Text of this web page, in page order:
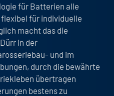
für Batterien alle
flexibel für individuelle
macht das die
in der
und im
durch die bewährte
übertragen
bestens zu